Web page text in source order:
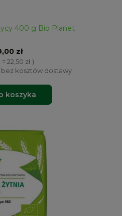
400 g Bio Planet
zł
= 22,50 zł )
bez kosztów dostawy
koszyka